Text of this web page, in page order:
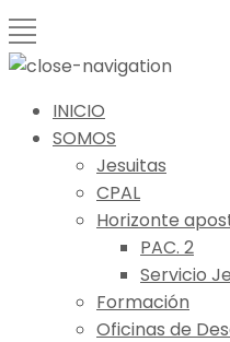
INICIO
SOMOS
Jesuitas
CPAL
Horizonte
PAC. 2
Servicio
Formación
Oficinas de